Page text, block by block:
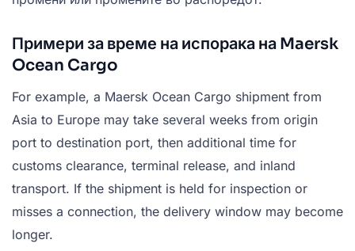
Примери за време на испорака на Maersk
Ocean Cargo
For example, a Maersk Ocean Cargo shipment from
Asia to Europe may take several weeks from origin
port to destination port, then additional time for
customs clearance, terminal release, and inland
transport. If the shipment is held for inspection or
misses a connection, the delivery window may become
longer.